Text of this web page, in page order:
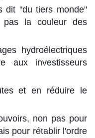
dit "du tiers monde"
la couleur des
hydroélectriques
aux investisseurs
et en réduire le
non pas pour
pour rétablir l'ordre